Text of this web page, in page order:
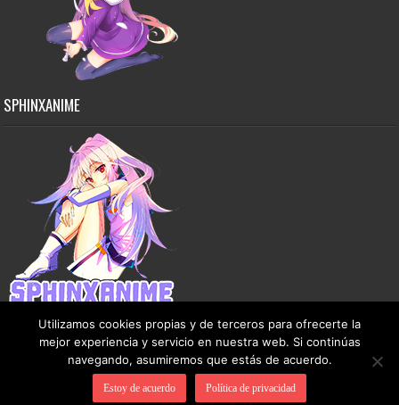
SPHINXANIME
Copyright © 2015-2026 SphinxAnime - Este sitio no almacena ningún archivo en sus
servidores, solo comparte contenido de dominio público de manera gratuita.
Utilizamos cookies propias y de terceros para ofrecerte la
mejor experiencia y servicio en nuestra web. Si continúas
navegando, asumiremos que estás de acuerdo.
Estoy de acuerdo Política de privacidad